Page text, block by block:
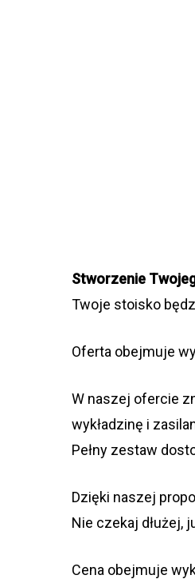
Stworzenie
Twoje stoisko
Oferta obejmuje
W naszej ofercie
wykładzinę i
Pełny zestaw
Dzięki naszej
Nie czekaj dłużej,
Cena obejmuje